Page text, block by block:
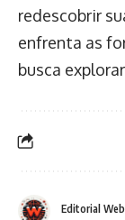
redescobrir
enfrenta as
busca
Editorial